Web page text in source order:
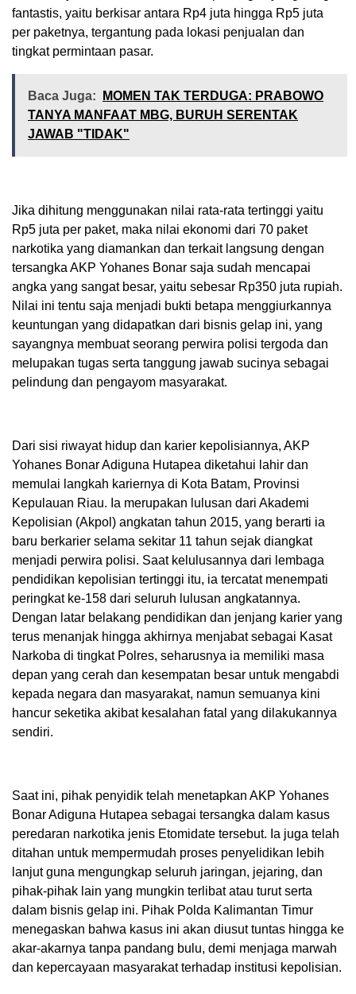
fantastis, yaitu berkisar antara Rp4 juta hingga Rp5 juta
per paketnya, tergantung pada lokasi penjualan dan
tingkat permintaan pasar.
Baca Juga:
MOMEN TAK TERDUGA: PRABOWO
TANYA MANFAAT MBG, BURUH SERENTAK
JAWAB "TIDAK"
Jika dihitung menggunakan nilai rata-rata tertinggi yaitu
Rp5 juta per paket, maka nilai ekonomi dari 70 paket
narkotika yang diamankan dan terkait langsung dengan
tersangka AKP Yohanes Bonar saja sudah mencapai
angka yang sangat besar, yaitu sebesar Rp350 juta rupiah.
Nilai ini tentu saja menjadi bukti betapa menggiurkannya
keuntungan yang didapatkan dari bisnis gelap ini, yang
sayangnya membuat seorang perwira polisi tergoda dan
melupakan tugas serta tanggung jawab sucinya sebagai
pelindung dan pengayom masyarakat.
Dari sisi riwayat hidup dan karier kepolisiannya, AKP
Yohanes Bonar Adiguna Hutapea diketahui lahir dan
memulai langkah kariernya di Kota Batam, Provinsi
Kepulauan Riau. Ia merupakan lulusan dari Akademi
Kepolisian (Akpol) angkatan tahun 2015, yang berarti ia
baru berkarier selama sekitar 11 tahun sejak diangkat
menjadi perwira polisi. Saat kelulusannya dari lembaga
pendidikan kepolisian tertinggi itu, ia tercatat menempati
peringkat ke-158 dari seluruh lulusan angkatannya.
Dengan latar belakang pendidikan dan jenjang karier yang
terus menanjak hingga akhirnya menjabat sebagai Kasat
Narkoba di tingkat Polres, seharusnya ia memiliki masa
depan yang cerah dan kesempatan besar untuk mengabdi
kepada negara dan masyarakat, namun semuanya kini
hancur seketika akibat kesalahan fatal yang dilakukannya
sendiri.
Saat ini, pihak penyidik telah menetapkan AKP Yohanes
Bonar Adiguna Hutapea sebagai tersangka dalam kasus
peredaran narkotika jenis Etomidate tersebut. Ia juga telah
ditahan untuk mempermudah proses penyelidikan lebih
lanjut guna mengungkap seluruh jaringan, jejaring, dan
pihak-pihak lain yang mungkin terlibat atau turut serta
dalam bisnis gelap ini. Pihak Polda Kalimantan Timur
menegaskan bahwa kasus ini akan diusut tuntas hingga ke
akar-akarnya tanpa pandang bulu, demi menjaga marwah
dan kepercayaan masyarakat terhadap institusi kepolisian.